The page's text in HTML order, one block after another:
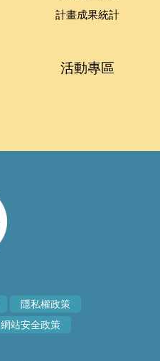
計畫成果統計
活動專區
隱私權政策
網站安全政策